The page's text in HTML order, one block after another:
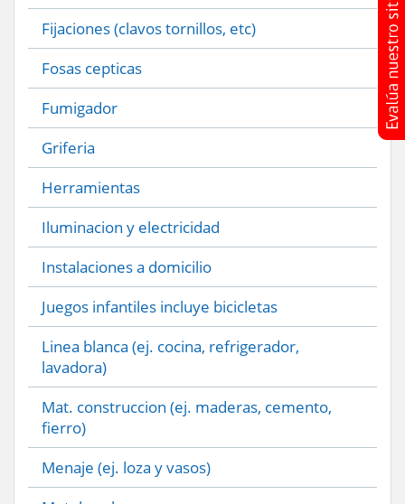
Fijaciones (clavos tornillos, etc)
Fosas cepticas
Fumigador
Griferia
Herramientas
Iluminacion y electricidad
Instalaciones a domicilio
Juegos infantiles incluye bicicletas
Linea blanca (ej. cocina, refrigerador,
lavadora)
Mat. construccion (ej. maderas, cemento,
fierro)
Menaje (ej. loza y vasos)